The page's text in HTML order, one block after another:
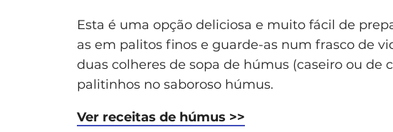
Esta é uma opção deliciosa e muito fácil de
as em palitos finos e guarde-as num frasco de
duas colheres de sopa de húmus (caseiro ou de
palitinhos no saboroso húmus.
Ver receitas de húmus >>